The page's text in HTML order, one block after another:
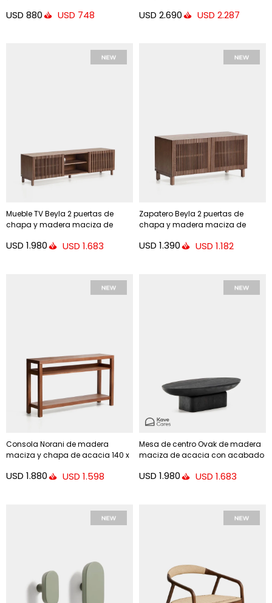
cm
USD 880 USD 748
180 x 71,5 cm
USD 2.690 USD 2.287
Mueble TV Beyla 2 puertas de
chapa y madera maciza de
180 x 49,5 cm
USD 1.980 USD 1.683
Zapatero Beyla 2 puertas de
chapa y madera maciza de
98,5 cm
USD 1.390 USD 1.182
Consola Norani de madera
maciza y chapa de acacia 140 x
USD 1.880 USD 1.598
Mesa de centro Ovak de madera
maciza de acacia con acabado
USD 1.980 USD 1.683